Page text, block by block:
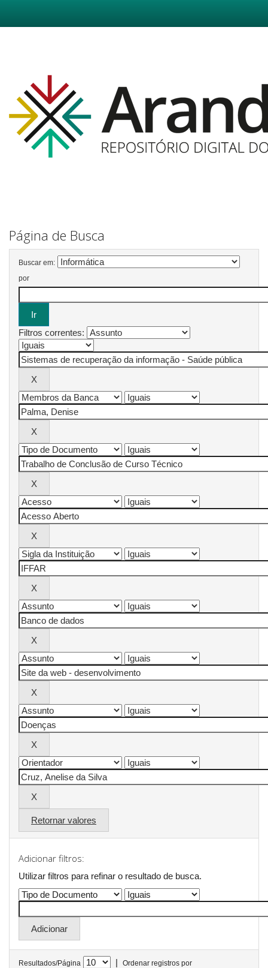
Página de Busca
Buscar em:
por
Filtros correntes:
Retornar valores
Adicionar filtros:
Utilizar filtros para refinar o resultado de busca.
Resultados/Página |
Ordenar registros por